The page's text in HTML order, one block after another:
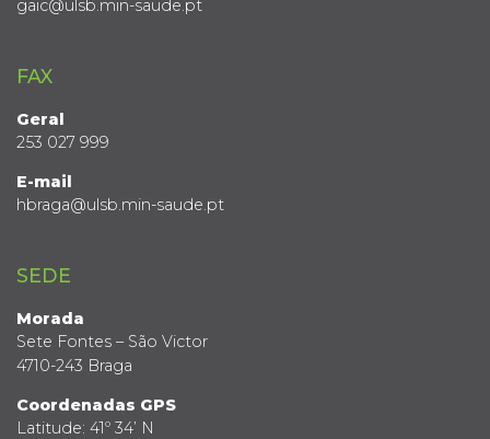
gaic@ulsb.min-saude.pt
FAX
Geral
253 027 999
E-mail
hbraga@ulsb.min-saude.pt
SEDE
Morada
Sete Fontes – São Victor
4710-243 Braga
Coordenadas GPS
Latitude: 41º 34’ N